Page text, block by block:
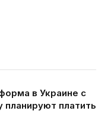
в Украине с
планируют платить